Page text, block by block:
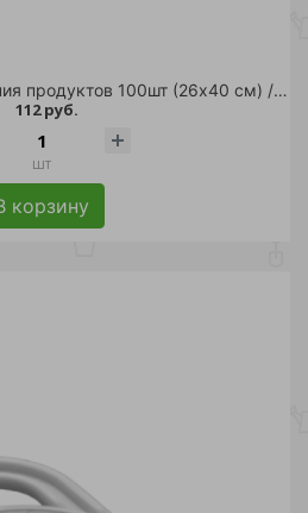
Пакеты AZUR для хранения продуктов 100шт (26х40 см) /25
112 руб.
шт
корзину